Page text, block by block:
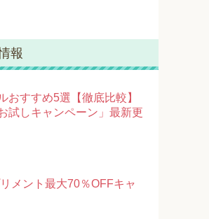
報
すすめ5選【徹底比較】
試しキャンペーン」最新更
メント最大70％OFFキャ